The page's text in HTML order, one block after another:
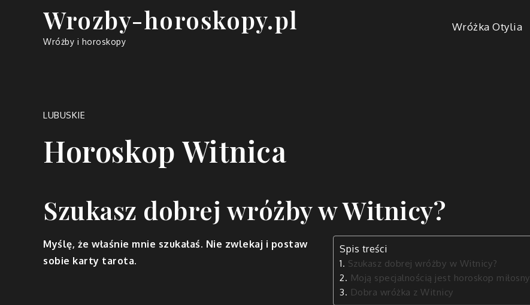
Wrozby-horoskopy.pl
Wróżby i horoskopy
Wróżka Otylia
LUBUSKIE
Horoskop Witnica
Szukasz dobrej wróżby w Witnicy?
Spis treści
Szukasz dobrej wróżby w Witnicy?
Moją specjalnością jest horoskop miłosny
Dobra wróżka z Witnicy
Myślę, że właśnie mnie szukałaś. Nie zwlekaj i postaw
sobie karty tarota.